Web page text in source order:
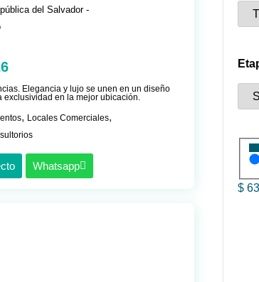
del Salvador -
Elegancia y lujo se unen en un diseño
exclusividad en la mejor ubicación.
, Locales Comerciales,
Whatsapp
$